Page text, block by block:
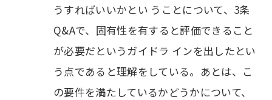
うすればいいかとい うことについて、3条
Q&Aで、固有性を有すると評価できること
が必要だというガイドラ インを出したとい
う点であると理解をしている。あとは、こ
の要件を満たしているかどうかについて、